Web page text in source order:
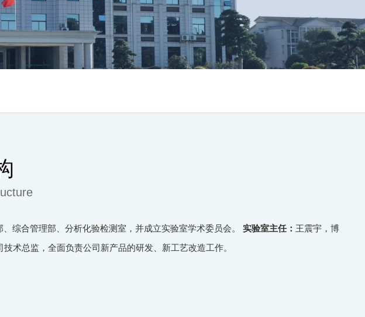
综合管理部、分析化验检测室，并成立实验室学术委员会。 实验室主任： 王震宇，博
术总监，全面负责公司新产品的研发、新工艺改造工作。